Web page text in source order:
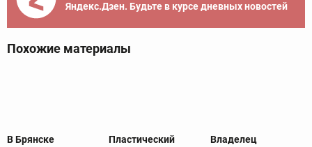
Яндекс.Дзен. Будьте в курсе дневных новостей
Похожие материалы
В Брянске
Пластический
Владелец